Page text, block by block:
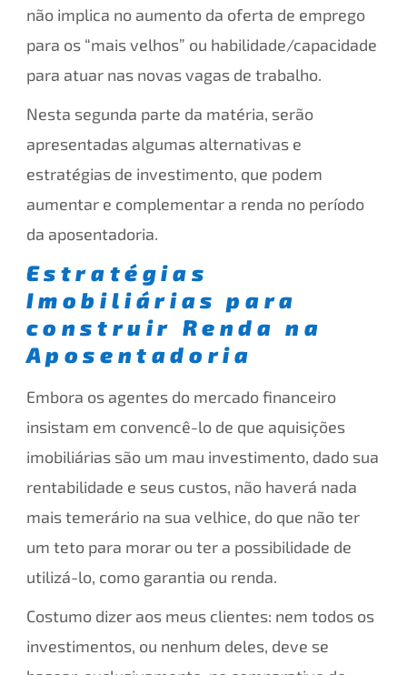
não implica no aumento da oferta de emprego
para os “mais velhos” ou habilidade/capacidade
para atuar nas novas vagas de trabalho.
Nesta segunda parte da matéria, serão
apresentadas algumas alternativas e
estratégias de investimento, que podem
aumentar e complementar a renda no período
da aposentadoria.
Estratégias
Imobiliárias para
construir Renda na
Aposentadoria
Embora os agentes do mercado financeiro
insistam em convencê-lo de que aquisições
imobiliárias são um mau investimento, dado sua
rentabilidade e seus custos, não haverá nada
mais temerário na sua velhice, do que não ter
um teto para morar ou ter a possibilidade de
utilizá-lo, como garantia ou renda.
Costumo dizer aos meus clientes: nem todos os
investimentos, ou nenhum deles, deve se